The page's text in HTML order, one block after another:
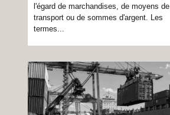
l'égard de marchandises, de moyens de
transport ou de sommes d'argent. Les
termes...